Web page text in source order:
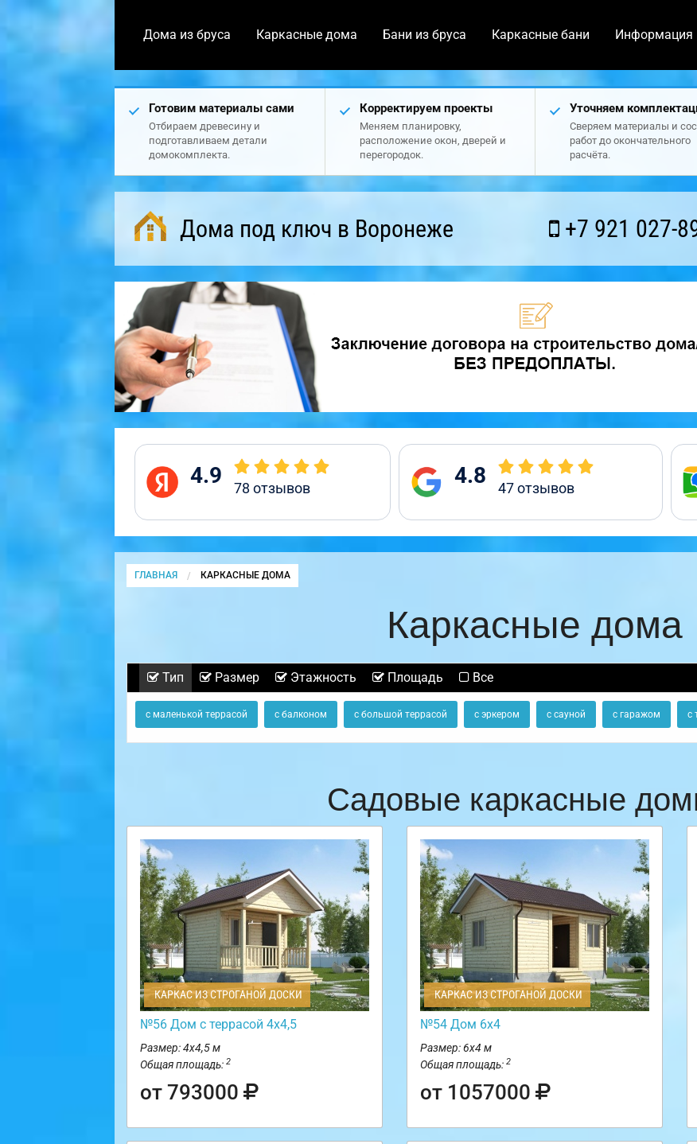
Дома из бруса Каркасные дома Бани из бруса Каркасные бани Информация
Готовим материалы сами
Отбираем древесину и
подготавливаем детали
домокомплекта.
Корректируем проекты
Меняем планировку,
расположение окон, дверей и
перегородок.
Уточняем
Сверяем материалы и
работ до окончательного
расчёта.
Дома под ключ в Воронеже +7 921 027-
4.9 78 отзывов 4.8 47отзывов
ГЛАВНАЯ CURRENT:
КАРКАСНЫЕ ДОМА
Каркасные дома
Тип Размер Этажность Площадь Все
с маленькой террасой с балконом с большой террасой с эркером с сауной с гаражом с
Садовые каркасные
КАРКАС ИЗ СТРОГАНОЙ ДОСКИ
№56 Дом с террасой 4х4,5
Размер: 4х4,5 м
Общая площадь: 2
от 793000
КАРКАС ИЗ СТРОГАНОЙ ДОСКИ
№54 Дом 6х4
Размер: 6х4 м
Общая площадь: 2
от 1057000